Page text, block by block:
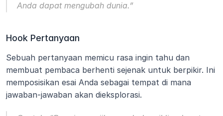
Anda dapat mengubah dunia.”
Hook Pertanyaan
Sebuah pertanyaan memicu rasa ingin tahu dan
membuat pembaca berhenti sejenak untuk berpikir. Ini
memposisikan esai Anda sebagai tempat di mana
jawaban-jawaban akan dieksplorasi.